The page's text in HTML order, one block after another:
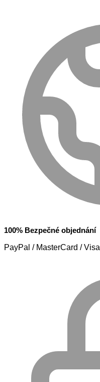
100% Bezpečné objednání
PayPal / MasterCard / Visa